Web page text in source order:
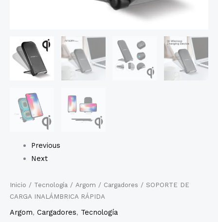
Previous
Next
Inicio / Tecnología / Argom / Cargadores / SOPORTE DE
CARGA INALÁMBRICA RÁPIDA
Argom, Cargadores, Tecnología